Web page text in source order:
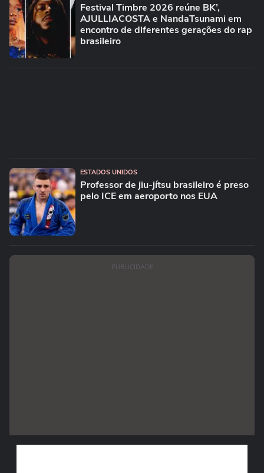
Festival Timbre 2026 reúne BK’,
AJULLIACOSTA e NandaTsunami em
encontro de diferentes gerações do rap
brasileiro
ESTADOS UNIDOS
Professor de jiu-jítsu brasileiro é preso
pelo ICE em aeroporto nos EUA
PUBLICIDADE